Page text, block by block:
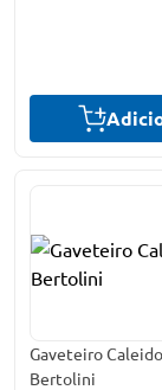
Gaveteiro
Bertolini